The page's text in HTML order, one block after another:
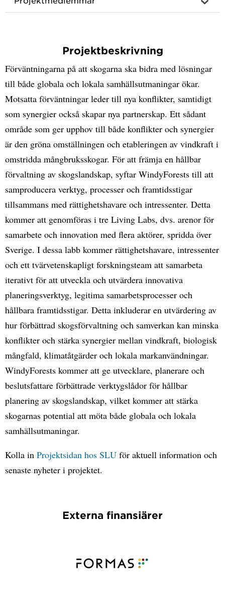
Projektbeskrivning
Förväntningarna på att skogarna ska bidra med lösningar
till både globala och lokala samhällsutmaningar ökar.
Motsatta förväntningar leder till nya konflikter, samtidigt
som synergier också skapar nya partnerskap. Ett sådant
område som ger upphov till både konflikter och synergier
är den gröna omställningen och etableringen av vindkraft i
omstridda mångbruksskogar. För att främja en hållbar
förvaltning av skogslandskap, syftar WindyForests till att
samproducera verktyg, processer och framtidsstigar
tillsammans med rättighetshavare och intressenter. Detta
kommer att genomföras i tre Living Labs, dvs. arenor för
samarbete och innovation med flera aktörer, spridda över
Sverige. I dessa labb kommer rättighetshavare, intressenter
och ett tvärvetenskapligt forskningsteam att samarbeta
iterativt för att utveckla och utvärdera innovativa
planeringsverktyg, legitima samarbetsprocesser och
hållbara framtidsstigar. Detta inkluderar en utvärdering av
hur förbättrad skogsförvaltning och samverkan kan minska
konflikter och stärka synergier mellan vindkraft, biologisk
mångfald, klimatåtgärder och lokala markanvändningar.
WindyForests kommer att ge utvecklare, planerare och
beslutsfattare förbättrade verktygslådor för hållbar
planering av skogslandskap, vilket kommer att stärka
skogarnas potential att möta både globala och lokala
samhällsutmaningar.
Kolla in Projektsidan hos SLU för aktuell information och
senaste nyheter i projektet.
Externa finansiärer